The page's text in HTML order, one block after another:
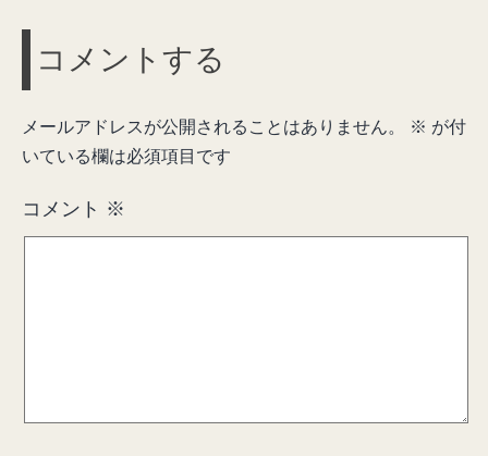
コメントする
メールアドレスが公開されることはありません。 ※ が付
いている欄は必須項目です
コメント ※